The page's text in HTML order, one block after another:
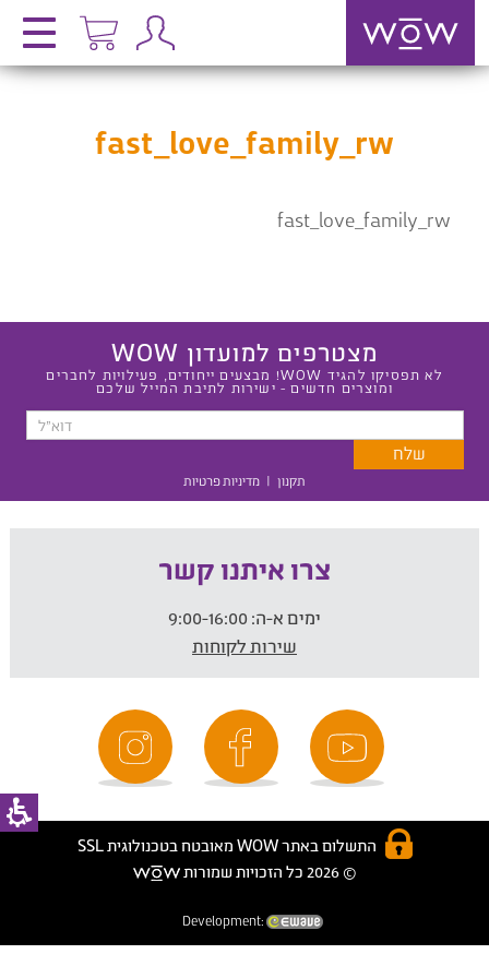
fast_love_family_rw
fast_love_family_rw
מצטרפים למועדון WOW
לא תפסיקו להגיד WOW! מבצעים ייחודים, פעילויות לחברים
ומוצרים חדשים - ישירות לתיבת המייל שלכם
תקנון | מדיניות פרטיות
צרו איתנו קשר
ימים א-ה:
שירות לקוחות
התשלום באתר WOW מאובטח בטכנולוגית SSL
© 2026 כל הזכויות שמורות
Development: